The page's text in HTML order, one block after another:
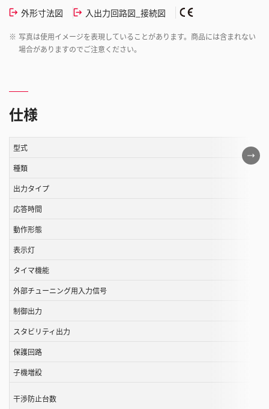
外形寸法図 入出力回路図_接続図
※ 写真は使用イメージを表現していることがあります。商品には含まれない
場合がありますのでご注意ください。
仕様
こ
の
型式
種類
出力タイプ
応答時間
動作形態
表示灯
タイマ機能
外部チューニング用入力信号
制御出力
スタビリティ出力
保護回路
子機増設
干渉防止台数